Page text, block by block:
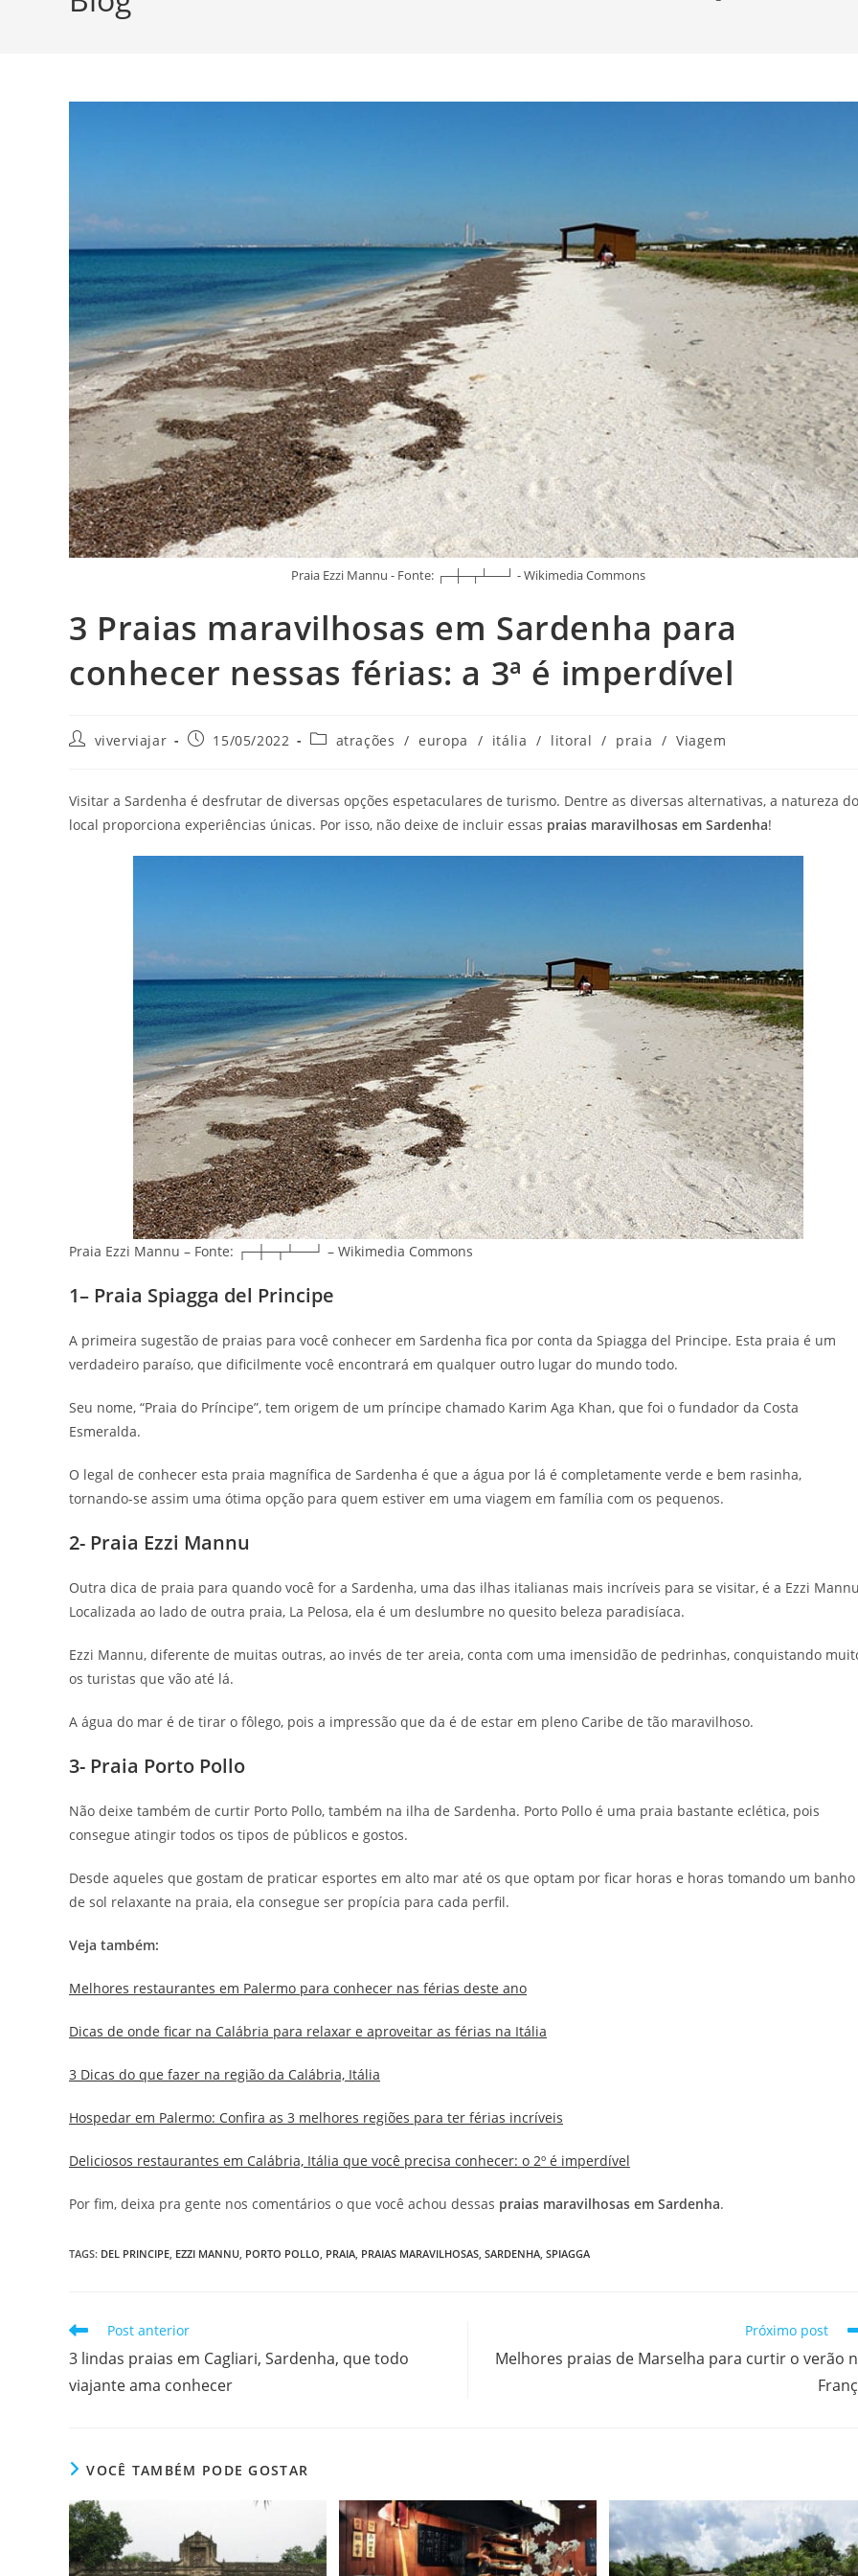
Praia Ezzi Mannu - Fonte: ┌─┼─┬┴──┘ - Wikimedia Commons
3 Praias maravilhosas em Sardenha para
conhecer nessas férias: a 3ª é imperdível
Autorviverviajar
Post15/05/2022
Categoria
atrações / europa / itália / litoral / praia / Viagem
Visitar a Sardenha é desfrutar de diversas opções espetaculares de turismo. Dentre as diversas alternativas, a natureza do
local proporciona experiências únicas. Por isso, não deixe de incluir essas praias maravilhosas em Sardenha!
Praia Ezzi Mannu – Fonte: ┌─┼─┬┴──┘ – Wikimedia Commons
1– Praia Spiagga del Principe
A primeira sugestão de praias para você conhecer em Sardenha fica por conta da Spiagga del Principe. Esta praia é um
verdadeiro paraíso, que dificilmente você encontrará em qualquer outro lugar do mundo todo.
Seu nome, “Praia do Príncipe”, tem origem de um príncipe chamado Karim Aga Khan, que foi o fundador da Costa
Esmeralda.
O legal de conhecer esta praia magnífica de Sardenha é que a água por lá é completamente verde e bem rasinha,
tornando-se assim uma ótima opção para quem estiver em uma viagem em família com os pequenos.
2- Praia Ezzi Mannu
Outra dica de praia para quando você for a Sardenha, uma das ilhas italianas mais incríveis para se visitar, é a Ezzi
Localizada ao lado de outra praia, La Pelosa, ela é um deslumbre no quesito beleza paradisíaca.
Ezzi Mannu, diferente de muitas outras, ao invés de ter areia, conta com uma imensidão de pedrinhas, conquistando
os turistas que vão até lá.
A água do mar é de tirar o fôlego, pois a impressão que da é de estar em pleno Caribe de tão maravilhoso.
3- Praia Porto Pollo
Não deixe também de curtir Porto Pollo, também na ilha de Sardenha. Porto Pollo é uma praia bastante eclética, pois
consegue atingir todos os tipos de públicos e gostos.
Desde aqueles que gostam de praticar esportes em alto mar até os que optam por ficar horas e horas tomando um banho
de sol relaxante na praia, ela consegue ser propícia para cada perfil.
Veja também:
Melhores restaurantes em Palermo para conhecer nas férias deste ano
Dicas de onde ficar na Calábria para relaxar e aproveitar as férias na Itália
3 Dicas do que fazer na região da Calábria, Itália
Hospedar em Palermo: Confira as 3 melhores regiões para ter férias incríveis
Deliciosos restaurantes em Calábria, Itália que você precisa conhecer: o 2º é imperdível
Por fim, deixa pra gente nos comentários o que você achou dessas praias maravilhosas em Sardenha.
TAGS: DEL PRINCIPE EZZI MANNU PORTO POLLO PRAIA PRAIAS MARAVILHOSAS SARDENHA SPIAGGA
Leia
artigos
Post anterior
3 lindas praias em Cagliari, Sardenha, que todo
viajante ama conhecer
Próximo post
Melhores praias de Marselha para curtir o verão
VOCÊ TAMBÉM PODE GOSTAR